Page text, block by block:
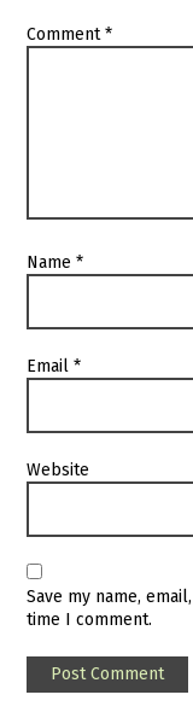
Comment*
Name*
Email*
Website
Save my name,
time I comment.